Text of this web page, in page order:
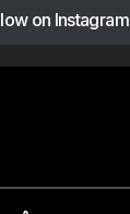
on Instagram